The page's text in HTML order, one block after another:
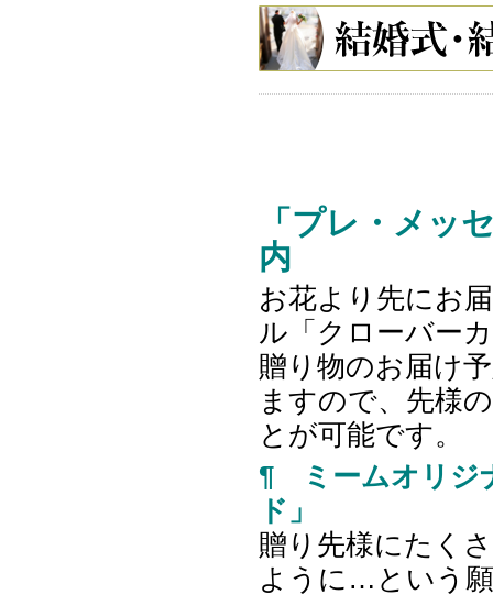
「プレ・メッ
内
お花より先にお
ル「クローバー
贈り物のお届け
ますので、先様
とが可能です。
¶ ミームオリジ
ド」
贈り先様にたく
ように…という